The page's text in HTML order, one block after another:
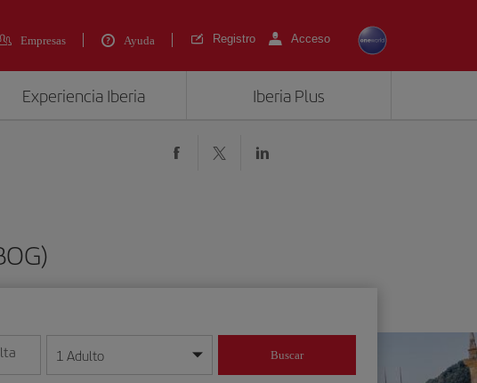
Empresas Ayuda Registro Acceso
Experiencia Iberia Iberia Plus
añoen formato día/mes/año
1 Adulto Buscar